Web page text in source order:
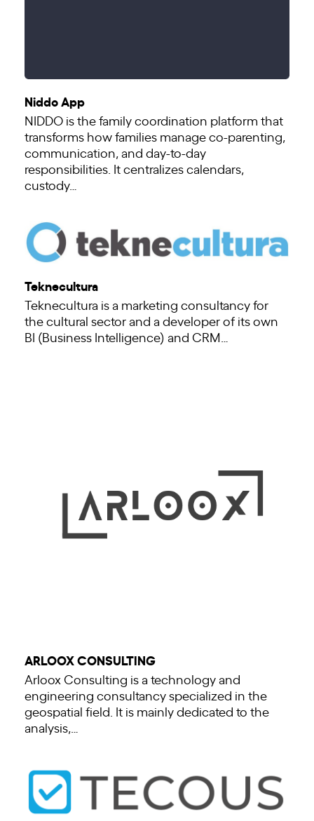
Niddo App
NIDDO is the family coordination platform that
transforms how families manage co-parenting,
communication, and day-to-day
responsibilities. It centralizes calendars,
custody…
Teknecultura
Teknecultura is a marketing consultancy for
the cultural sector and a developer of its own
BI (Business Intelligence) and CRM…
ARLOOX CONSULTING
Arloox Consulting is a technology and
engineering consultancy specialized in the
geospatial field. It is mainly dedicated to the
analysis,…